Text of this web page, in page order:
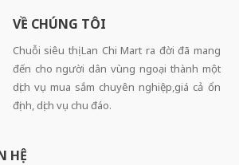
VỀ CHÚNG TÔI
Chuỗi siêu thị Lan Chi Mart ra đời đã mang
đến cho người dân vùng ngoại thành một
dịch vụ mua sắm chuyên nghiệp,giá cả ổn
định, dịch vụ chu đáo.
HỆ